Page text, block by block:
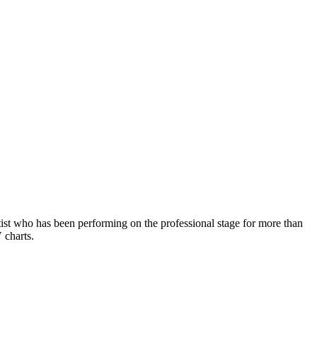
who has been performing on the professional stage for more than
charts.